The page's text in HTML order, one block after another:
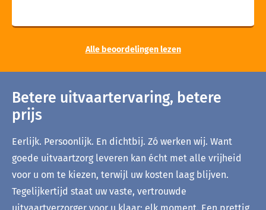
Alle beoordelingen lezen
Betere uitvaartervaring, betere
prijs
Eerlijk. Persoonlijk. En dichtbij. Zó werken wij. Want
goede uitvaartzorg leveren kan écht met alle vrijheid
voor u om te kiezen, terwijl uw kosten laag blijven.
Tegelijkertijd staat uw vaste, vertrouwde
uitvaartverzorger voor u klaar; elk moment. Een prettig